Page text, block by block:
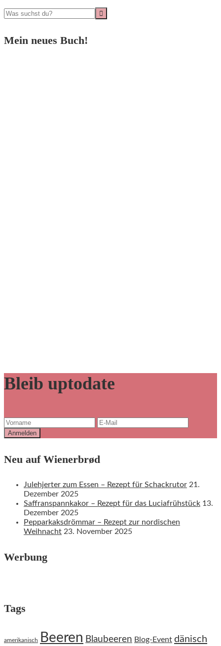
Mein neues Buch!
Bleib uptodate
Neu auf Wienerbrød
Julehjerter zum Essen – Rezept für Schackrutor 21.
Dezember 2025
Saffranspannkakor – Rezept für das Luciafrühstück 13.
Dezember 2025
Pepparkaksdrömmar – Rezept zur nordischen
Weihnacht 23. November 2025
Werbung
Tags
amerikanisch Beeren Blaubeeren Blog-Event dänisch